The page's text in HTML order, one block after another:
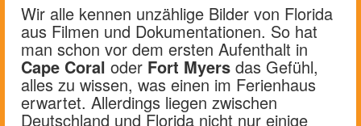
Wir alle kennen unzählige Bilder von Florida
aus Filmen und Dokumentationen. So hat
man schon vor dem ersten Aufenthalt in
Cape Coral oder Fort Myers das Gefühl,
alles zu wissen, was einen im Ferienhaus
erwartet. Allerdings liegen zwischen
Deutschland und Florida nicht nur einige